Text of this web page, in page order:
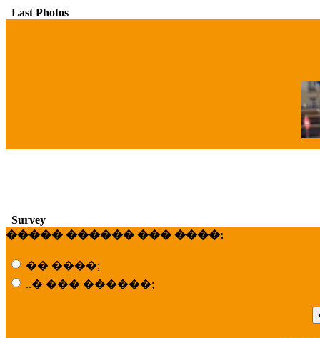
Last Photos
Survey
����� ������ ��� ����;
�� ����;
..� ��� ������;